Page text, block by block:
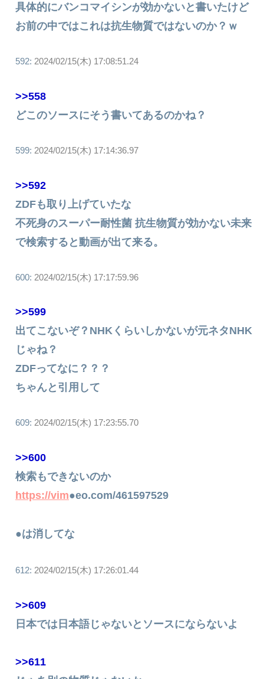
具体的にバンコマイシンが効かないと書いたけど
お前の中ではこれは抗生物質ではないのか？ｗ
592: 2024/02/15(木) 17:08:51.24
>>558
どこのソースにそう書いてあるのかね？
599: 2024/02/15(木) 17:14:36.97
>>592
ZDFも取り上げていたな
不死身のスーパー耐性菌 抗生物質が効かない未来
で検索すると動画が出て来る。
600: 2024/02/15(木) 17:17:59.96
>>599
出てこないぞ？NHKくらいしかないが元ネタNHK
じゃね？
ZDFってなに？？？
ちゃんと引用して
609: 2024/02/15(木) 17:23:55.70
>>600
検索もできないのか
https://vim●eo.com/461597529
●は消してな
612: 2024/02/15(木) 17:26:01.44
>>609
日本では日本語じゃないとソースにならないよ
>>611